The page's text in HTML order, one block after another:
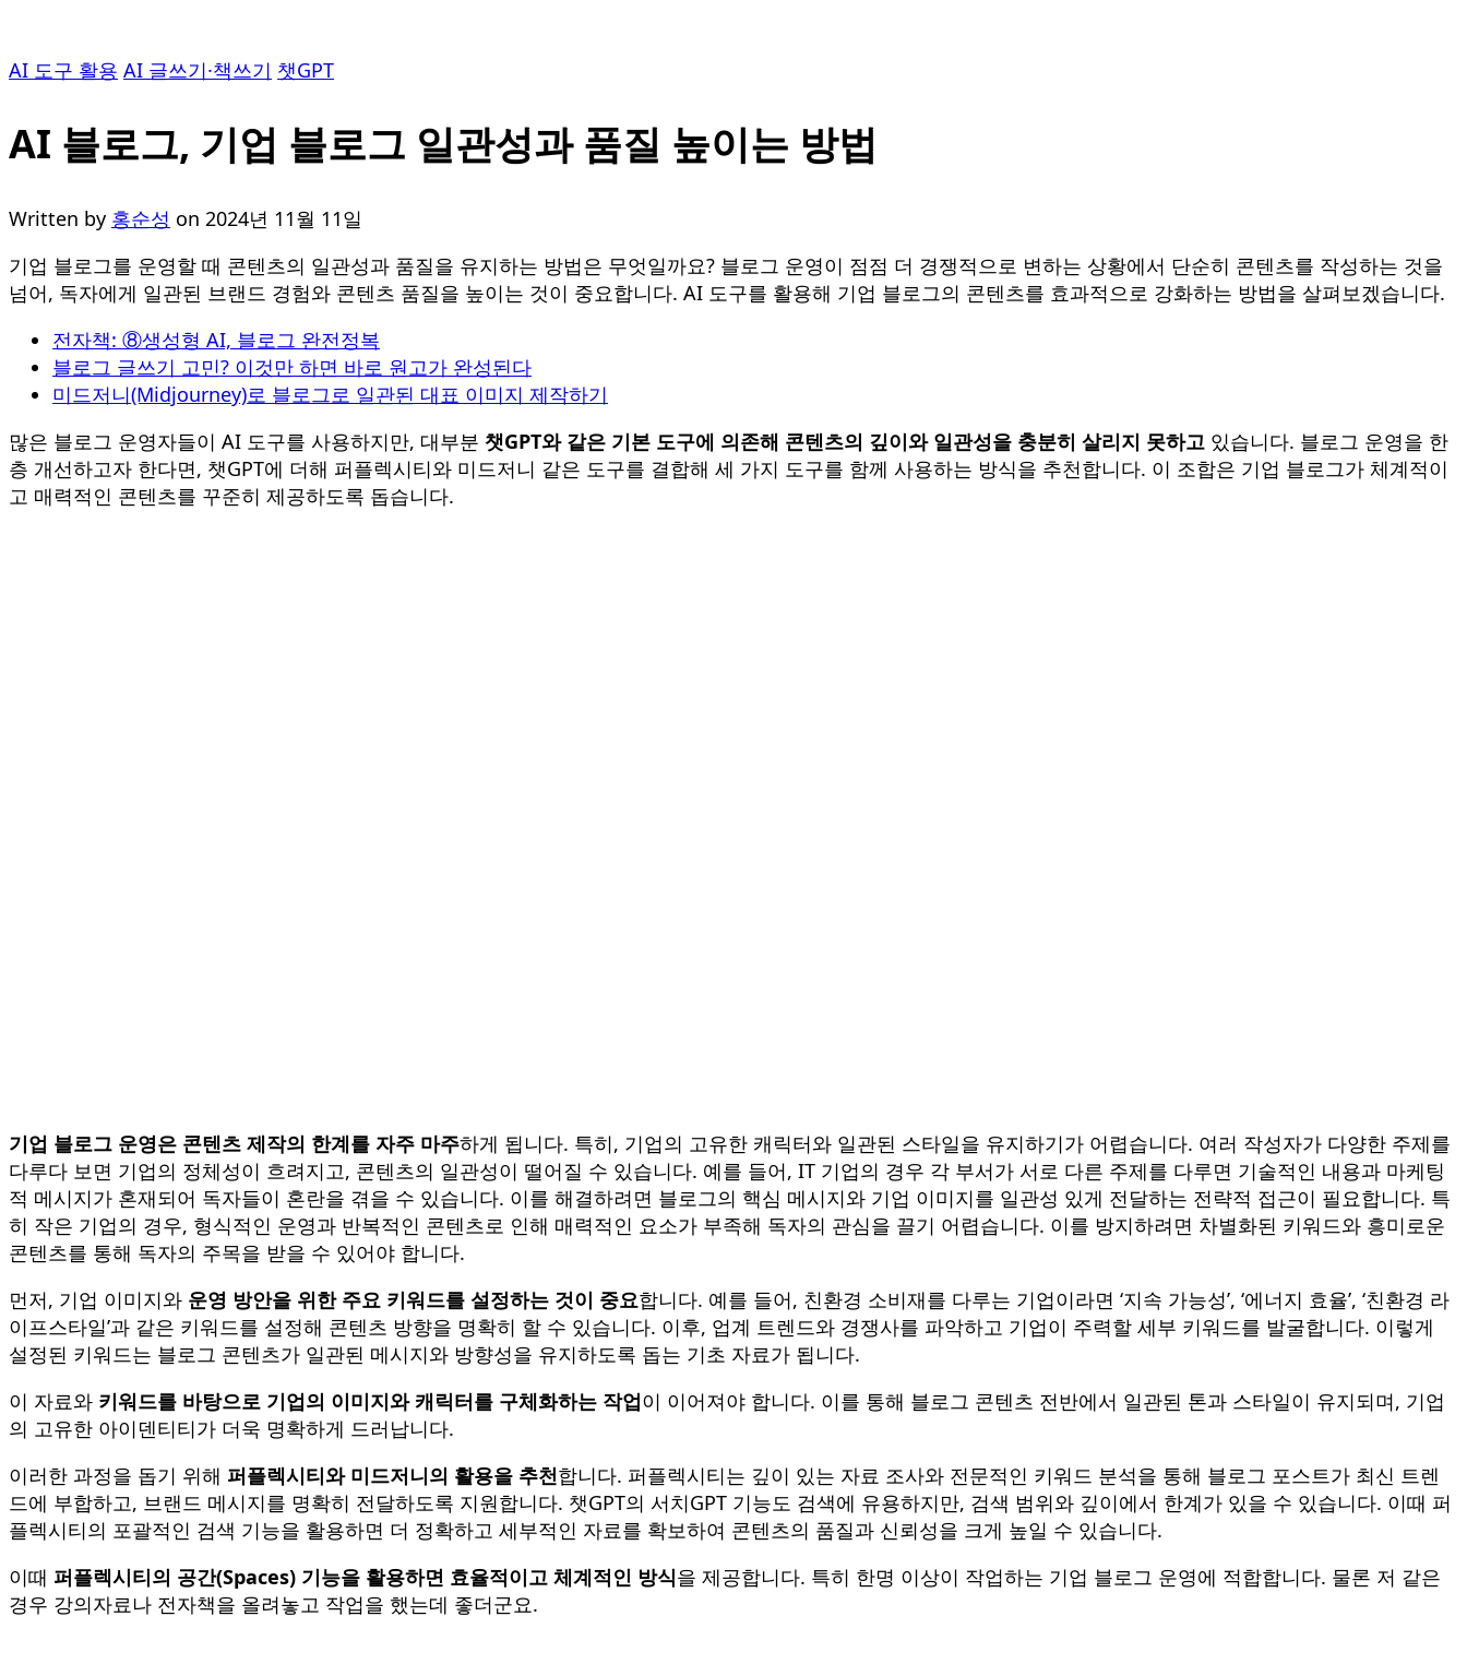
AI 도구 활용 AI 글쓰기·책쓰기 챗GPT
AI 블로그, 기업 블로그 일관성과 품질 높이는 방법
Written by 홍순성 on 2024년 11월 11일
기업 블로그를 운영할 때 콘텐츠의 일관성과 품질을 유지하는 방법은 무엇일까요? 블로그 운영이 점점 더 경쟁적으로 변하는 상황에서 단순히 콘텐츠를 작성하는 것을
넘어, 독자에게 일관된 브랜드 경험와 콘텐츠 품질을 높이는 것이 중요합니다. AI 도구를 활용해 기업 블로그의 콘텐츠를 효과적으로 강화하는 방법을 살펴보겠습니다.
전자책: ⑧생성형 AI, 블로그 완전정복
블로그 글쓰기 고민? 이것만 하면 바로 원고가 완성된다
미드저니(Midjourney)로 블로그로 일관된 대표 이미지 제작하기
많은 블로그 운영자들이 AI 도구를 사용하지만, 대부분 챗GPT와 같은 기본 도구에 의존해 콘텐츠의 깊이와 일관성을 충분히 살리지 못하고 있습니다. 블로그 운영을 한
층 개선하고자 한다면, 챗GPT에 더해 퍼플렉시티와 미드저니 같은 도구를 결합해 세 가지 도구를 함께 사용하는 방식을 추천합니다. 이 조합은 기업 블로그가 체계적이
고 매력적인 콘텐츠를 꾸준히 제공하도록 돕습니다.
기업 블로그 운영은 콘텐츠 제작의 한계를 자주 마주하게 됩니다. 특히, 기업의 고유한 캐릭터와 일관된 스타일을 유지하기가 어렵습니다. 여러 작성자가 다양한 주제를
다루다 보면 기업의 정체성이 흐려지고, 콘텐츠의 일관성이 떨어질 수 있습니다. 예를 들어, IT 기업의 경우 각 부서가 서로 다른 주제를 다루면 기술적인 내용과 마케팅
적 메시지가 혼재되어 독자들이 혼란을 겪을 수 있습니다. 이를 해결하려면 블로그의 핵심 메시지와 기업 이미지를 일관성 있게 전달하는 전략적 접근이 필요합니다. 특
히 작은 기업의 경우, 형식적인 운영과 반복적인 콘텐츠로 인해 매력적인 요소가 부족해 독자의 관심을 끌기 어렵습니다. 이를 방지하려면 차별화된 키워드와 흥미로운
콘텐츠를 통해 독자의 주목을 받을 수 있어야 합니다.
먼저, 기업 이미지와 운영 방안을 위한 주요 키워드를 설정하는 것이 중요합니다. 예를 들어, 친환경 소비재를 다루는 기업이라면 ‘지속 가능성’, ‘에너지 효율’, ‘친환경 라
이프스타일’과 같은 키워드를 설정해 콘텐츠 방향을 명확히 할 수 있습니다. 이후, 업계 트렌드와 경쟁사를 파악하고 기업이 주력할 세부 키워드를 발굴합니다. 이렇게
설정된 키워드는 블로그 콘텐츠가 일관된 메시지와 방향성을 유지하도록 돕는 기초 자료가 됩니다.
이 자료와 키워드를 바탕으로 기업의 이미지와 캐릭터를 구체화하는 작업이 이어져야 합니다. 이를 통해 블로그 콘텐츠 전반에서 일관된 톤과 스타일이 유지되며, 기업
의 고유한 아이덴티티가 더욱 명확하게 드러납니다.
이러한 과정을 돕기 위해 퍼플렉시티와 미드저니의 활용을 추천합니다. 퍼플렉시티는 깊이 있는 자료 조사와 전문적인 키워드 분석을 통해 블로그 포스트가 최신 트렌
드에 부합하고, 브랜드 메시지를 명확히 전달하도록 지원합니다. 챗GPT의 서치GPT 기능도 검색에 유용하지만, 검색 범위와 깊이에서 한계가 있을 수 있습니다. 이때 퍼
플렉시티의 포괄적인 검색 기능을 활용하면 더 정확하고 세부적인 자료를 확보하여 콘텐츠의 품질과 신뢰성을 크게 높일 수 있습니다.
이때 퍼플렉시티의 공간(Spaces) 기능을 활용하면 효율적이고 체계적인 방식을 제공합니다. 특히 한명 이상이 작업하는 기업 블로그 운영에 적합합니다. 물론 저 같은
경우 강의자료나 전자책을 올려놓고 작업을 했는데 좋더군요.